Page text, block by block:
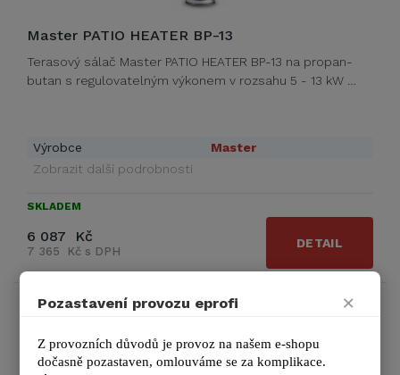
Master PATIO HEATER BP-13
Terasový sálač Master PATIO HEATER BP-13 na propan-
butan s regulovatelným výkonem v rozsahu 5 - 13 kW …
Výrobce
Master
Zobrazit další podrobnosti
SKLADEM
6 087 Kč
7 365 Kč s DPH
DETAIL
SLEVA 6%
Pozastavení provozu eprofi ×
Z provozních důvodů je provoz na našem e-shopu
dočasně pozastaven, omlouváme se za komplikace.